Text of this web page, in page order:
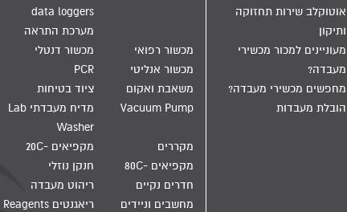
אוטוקלב שירות תחזוקה
ותיקון
מעוניינים למכור מכשירי
מעבדה?
מחפשים מכשירי מעבדה?
הובלת מעבדות
data loggers
מערכת התראה
מכשור רפואי
מכשור דנטלי
מכשור אנליטי
PCR
משאבת ואקום
Vacuum Pump
ציוד בטיחות
מדיח מעבדתי Lab
Washer
מקררים
מקפיאים -20C
מקפיאים -80C
חנקן נוזלי
חדרים נקיים
ריהוט מעבדה
מחשבים וניידים
ריאגנטים Reagents